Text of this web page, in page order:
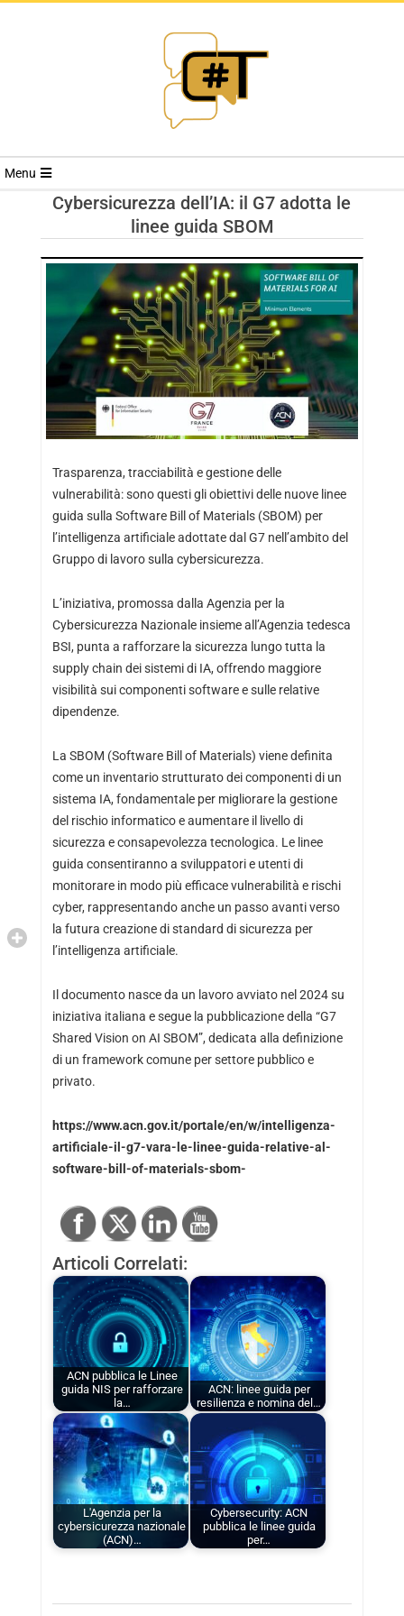
RIVISTA
TRENDS
Menu
Cybersicurezza dell’IA: il G7 adotta le
linee guida SBOM
Trasparenza, tracciabilità e gestione delle
vulnerabilità: sono questi gli obiettivi delle nuove linee
guida sulla Software Bill of Materials (SBOM) per
l’intelligenza artificiale adottate dal G7 nell’ambito del
Gruppo di lavoro sulla cybersicurezza.
L’iniziativa, promossa dalla Agenzia per la
Cybersicurezza Nazionale insieme all’Agenzia tedesca
BSI, punta a rafforzare la sicurezza lungo tutta la
supply chain dei sistemi di IA, offrendo maggiore
visibilità sui componenti software e sulle relative
dipendenze.
La SBOM (Software Bill of Materials) viene definita
come un inventario strutturato dei componenti di un
sistema IA, fondamentale per migliorare la gestione
del rischio informatico e aumentare il livello di
sicurezza e consapevolezza tecnologica. Le linee
guida consentiranno a sviluppatori e utenti di
monitorare in modo più efficace vulnerabilità e rischi
cyber, rappresentando anche un passo avanti verso
la futura creazione di standard di sicurezza per
l’intelligenza artificiale.
Il documento nasce da un lavoro avviato nel 2024 su
iniziativa italiana e segue la pubblicazione della “G7
Shared Vision on AI SBOM”, dedicata alla definizione
di un framework comune per settore pubblico e
privato.
https://www.acn.gov.it/portale/en/w/intelligenza-
artificiale-il-g7-vara-le-linee-guida-relative-al-
software-bill-of-materials-sbom-
Articoli Correlati:
ACN pubblica le Linee
guida NIS per rafforzare
la…
ACN: linee guida per
resilienza e nomina del…
L'Agenzia per la
cybersicurezza nazionale
(ACN)…
Cybersecurity: ACN
pubblica le linee guida
per…